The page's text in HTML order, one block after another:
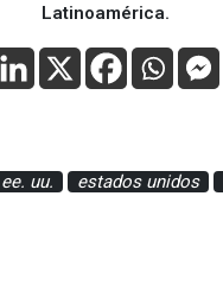
Latinoamérica.
ee. uu. estados unidos